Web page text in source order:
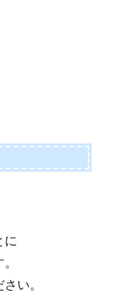
に
い。